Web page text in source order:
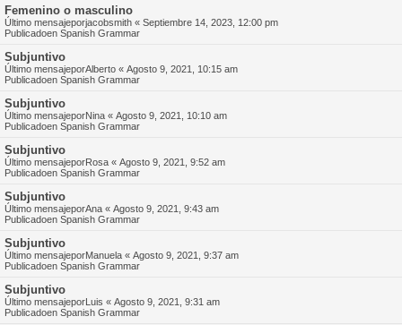
Femenino o masculino
Último mensajeporjacobsmith « Septiembre 14, 2023, 12:00 pm
Publicadoen Spanish Grammar
Subjuntivo
Último mensajeporAlberto « Agosto 9, 2021, 10:15 am
Publicadoen Spanish Grammar
Subjuntivo
Último mensajeporNina « Agosto 9, 2021, 10:10 am
Publicadoen Spanish Grammar
Subjuntivo
Último mensajeporRosa « Agosto 9, 2021, 9:52 am
Publicadoen Spanish Grammar
Subjuntivo
Último mensajeporAna « Agosto 9, 2021, 9:43 am
Publicadoen Spanish Grammar
Subjuntivo
Último mensajeporManuela « Agosto 9, 2021, 9:37 am
Publicadoen Spanish Grammar
Subjuntivo
Último mensajeporLuis « Agosto 9, 2021, 9:31 am
Publicadoen Spanish Grammar